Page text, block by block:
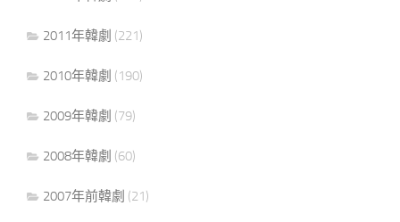
2011年韓劇 (221)
2010年韓劇 (190)
2009年韓劇 (79)
2008年韓劇 (60)
2007年前韓劇 (21)